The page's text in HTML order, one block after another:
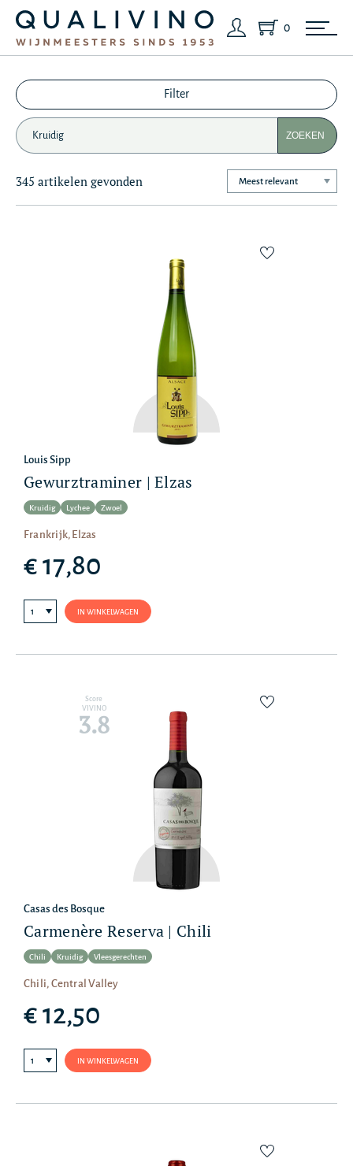
0
Filter
ZOEKEN
345 artikelen gevonden
Louis Sipp
Gewurztraminer | Elzas
Kruidig Lychee Zwoel
Frankrijk, Elzas
€ 17,80
IN WINKELWAGEN
Score
VIVINO
3.8
Casas des Bosque
Carmenère Reserva | Chili
Chili Kruidig Vleesgerechten
Chili, Central Valley
€ 12,50
IN WINKELWAGEN